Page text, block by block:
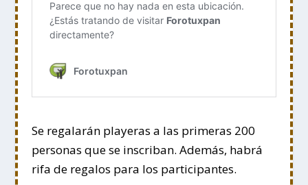
Se regalarán playeras a las primeras 200
personas que se inscriban. Además, habrá
rifa de regalos para los participantes.